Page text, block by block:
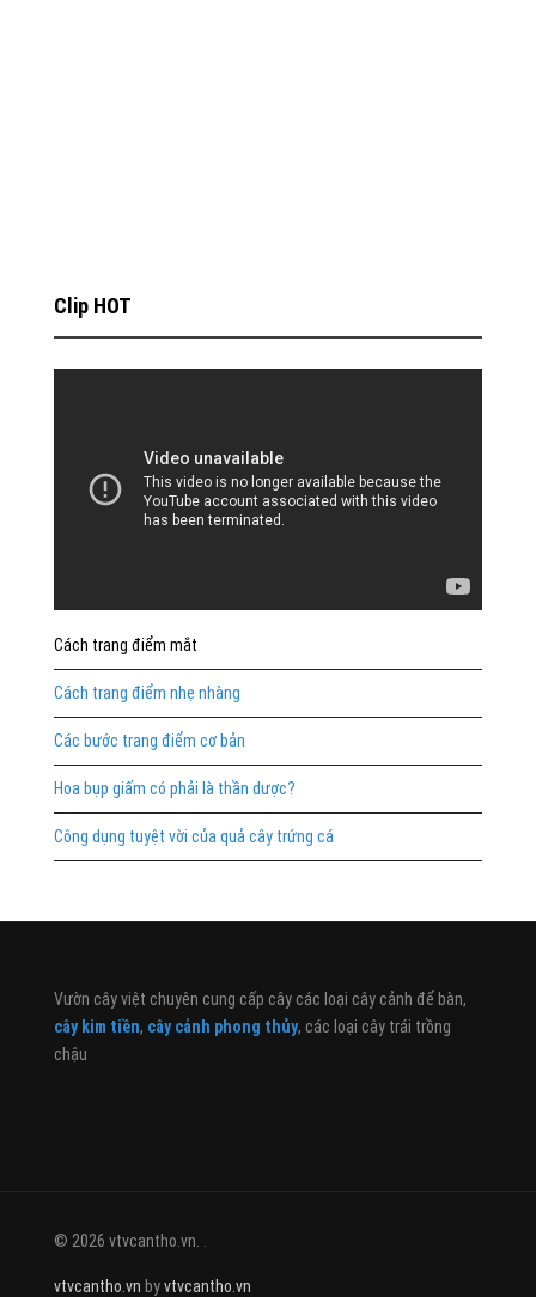
Clip HOT
Cách trang điểm mắt
Cách trang điểm nhẹ nhàng
Các bước trang điểm cơ bản
Hoa bụp giấm có phải là thần dược?
Công dụng tuyệt vời của quả cây trứng cá
Vườn cây việt chuyên cung cấp cây các loại cây cảnh để bàn,
cây kim tiền, cây cảnh phong thủy, các loại cây trái trồng
chậu
© 2026 vtvcantho.vn. .
vtvcantho.vn byvtvcantho.vn